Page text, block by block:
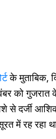
के मुताबिक,
को गुजरात
से दर्जी
में रह रहा